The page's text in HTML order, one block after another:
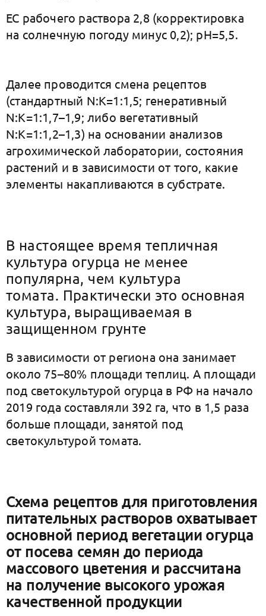
ЕС рабочего раствора 2,8 (корректировка
на солнечную погоду минус 0,2); рН=5,5.
Далее проводится смена рецептов
(стандартный N:К=1:1,5; генеративный
N:K=1:1,7–1,9; либо вегетативный
N:К=1:1,2–1,3) на основании анализов
агрохимической лаборатории, состояния
растений и в зависимости от того, какие
элементы накапливаются в субстрате.
В настоящее время тепличная
культура огурца не менее
популярна, чем культура
томата. Практически это основная
культура, выращиваемая в
защищенном грунте
В зависимости от региона она занимает
около 75–80% площади теплиц. А площади
под светокультурой огурца в РФ на начало
2019 года составляли 392 га, что в 1,5 раза
больше площади, занятой под
светокультурой томата.
Схема рецептов для приготовления
питательных растворов охватывает
основной период вегетации огурца
от посева семян до периода
массового цветения и рассчитана
на получение высокого урожая
качественной продукции